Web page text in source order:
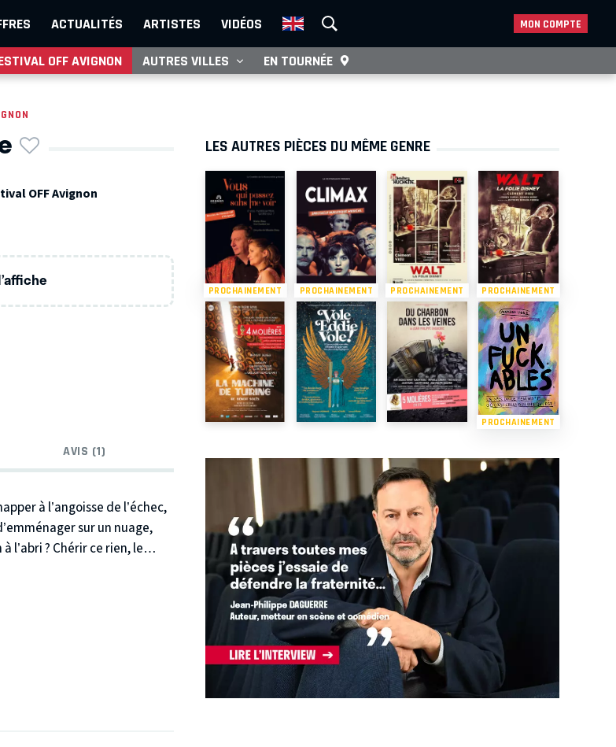
ACTUALITÉS ARTISTES VIDÉOS MON COMPTE
OFF AVIGNON AUTRES VILLES EN TOURNÉE
OFF Avignon
AVIS (1)
à l’angoisse de l’échec,
sur un nuage,
l’abri ? Chérir ce rien, le
mettre à l’abri de la réalité.
vers la vie. Un seul en
LES AUTRES PIÈCES DU MÊME GENRE
PROCHAINEMENT PROCHAINEMENT PROCHAINEMENT PROCHAINEMENT
PROCHAINEMENT